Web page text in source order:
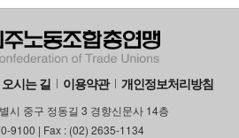
오시는 길 이용약관 개인정보처리방침
시 중구 정동길 3 경향신문사 14층
9100 | Fax : (02) 2635-1134